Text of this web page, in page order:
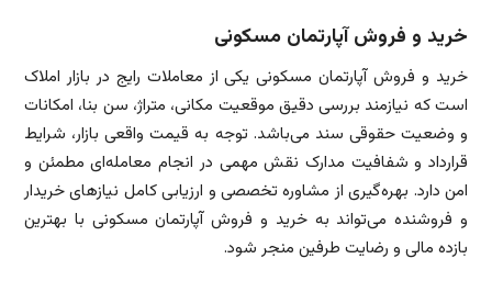
خرید و فروش آپارتمان مسکونی
خرید و فروش آپارتمان مسکونی یکی از معاملات رایج در بازار املاک
است که نیازمند بررسی دقیق موقعیت مکانی، متراژ، سن بنا، امکانات
و وضعیت حقوقی سند می‌باشد. توجه به قیمت واقعی بازار، شرایط
قرارداد و شفافیت مدارک نقش مهمی در انجام معامله‌ای مطمئن و
امن دارد. بهره‌گیری از مشاوره تخصصی و ارزیابی کامل نیازهای خریدار
و فروشنده می‌تواند به خرید و فروش آپارتمان مسکونی با بهترین
بازده مالی و رضایت طرفین منجر شود.